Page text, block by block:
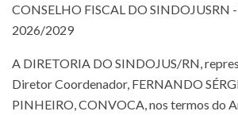
CONSELHO FISCAL DO SINDOJUSRN
2026/2029
A DIRETORIA DO SINDOJUS/RN,
Diretor Coordenador, FERNANDO
PINHEIRO, CONVOCA, nos termos do